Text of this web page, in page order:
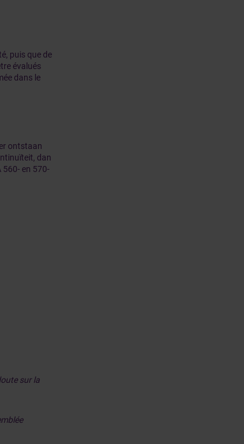
puis que de
évalués
dans le
ontstaan
dan
560- en 570-
sur la